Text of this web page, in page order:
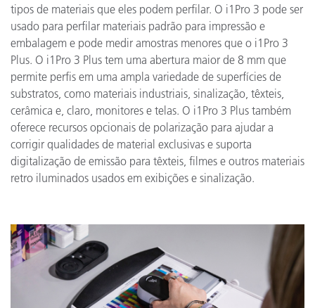
tipos de materiais que eles podem perfilar. O i1Pro 3 pode ser
usado para perfilar materiais padrão para impressão e
embalagem e pode medir amostras menores que o i1Pro 3
Plus. O i1Pro 3 Plus tem uma abertura maior de 8 mm que
permite perfis em uma ampla variedade de superfícies de
substratos, como materiais industriais, sinalização, têxteis,
cerâmica e, claro, monitores e telas. O i1Pro 3 Plus também
oferece recursos opcionais de polarização para ajudar a
corrigir qualidades de material exclusivas e suporta
digitalização de emissão para têxteis, filmes e outros materiais
retro iluminados usados em exibições e sinalização.